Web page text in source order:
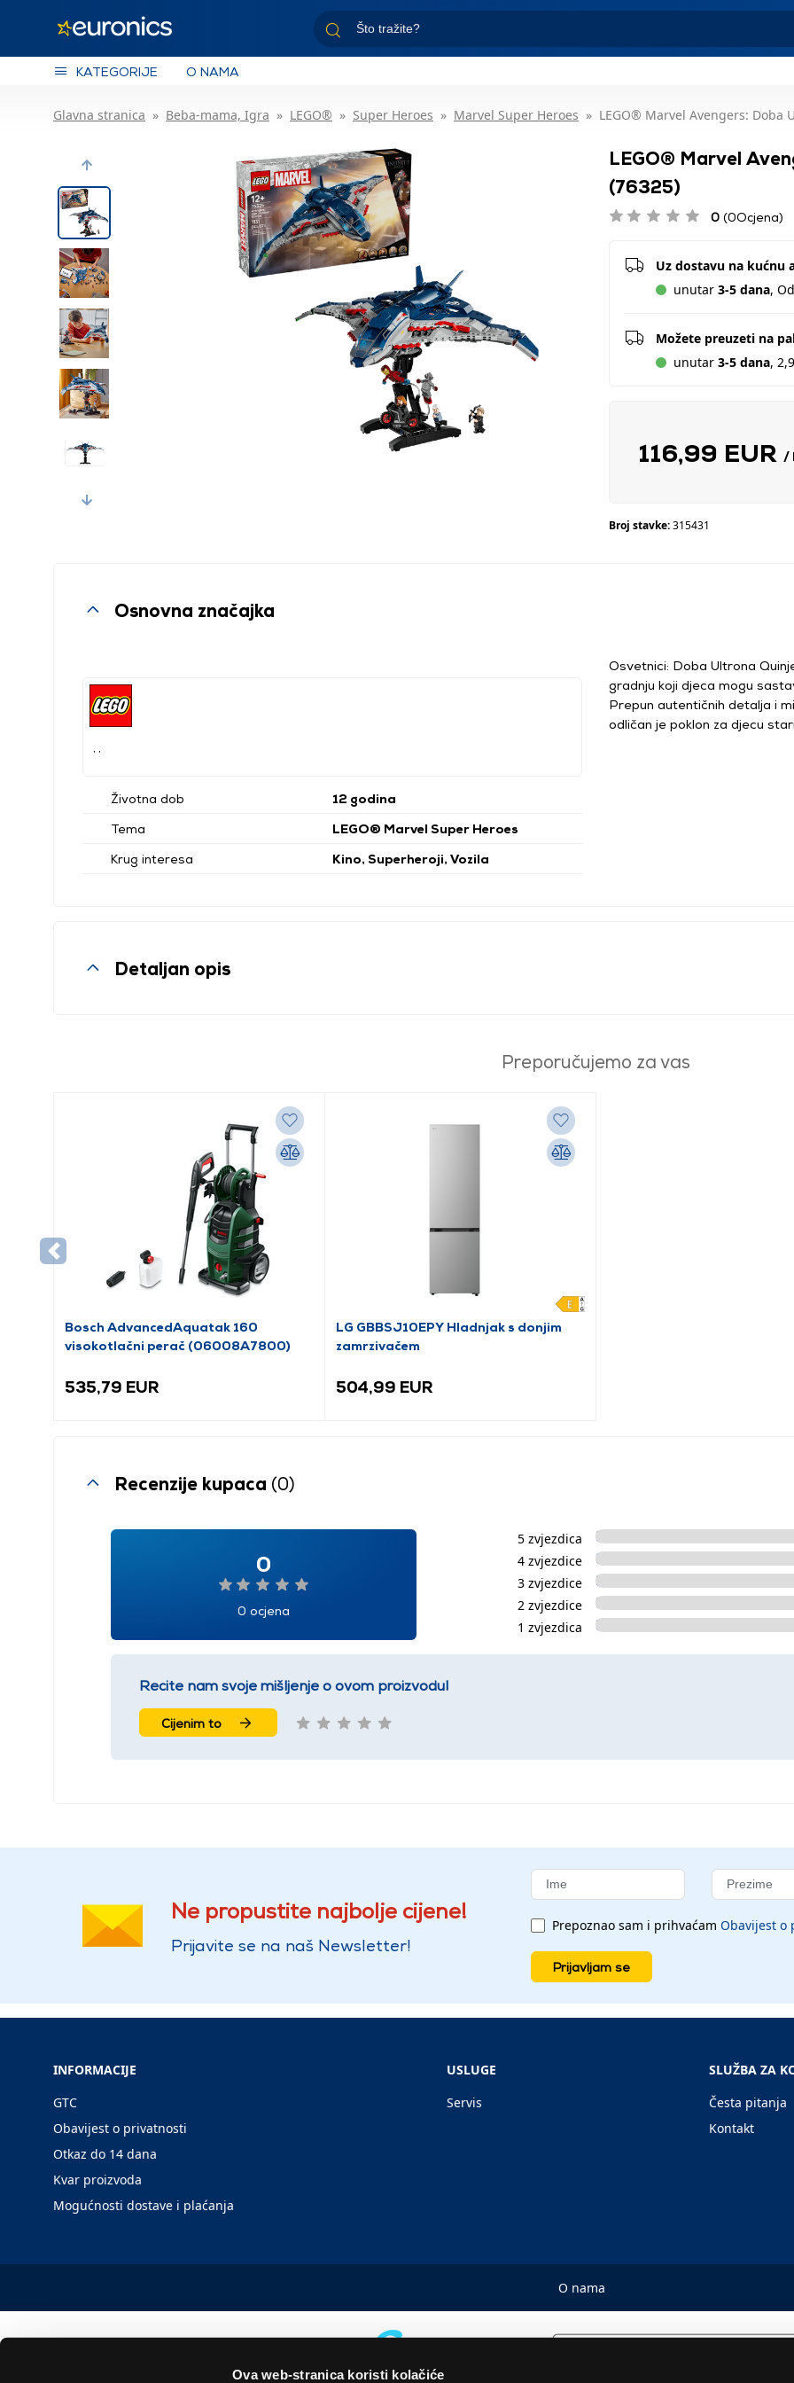
Ova web-stranica koristi kolačiće
KATEGORIJE O NAMA
Glavna stranica Beba-mama, Igra LEGO® Super Heroes Marvel Super Heroes LEGO® Marvel Avengers: Doba
Previous
Next
LEGO® Marvel
(76325)
0 (0Ocjena)
Uz dostavu na kućnu
unutar 3-5 dana,
Možete preuzeti na
unutar 3-5 dana,
116,99 EUR /
Broj stavke:315431
Osnovna značajka
Životna dob
12 godina
Tema
LEGO® Marvel Super Heroes
Krug interesa
Kino, Superheroji, Vozila
Osvetnici: Doba Ultrona
gradnju koji djeca mogu
Prepun autentičnih detalja i
odličan je poklon za djecu
Detaljan opis
Preporučujemo za vas
Bosch AdvancedAquatak 160
visokotlačni perač (06008A7800)
535,79 EUR
LG GBBSJ10EPY Hladnjak s donjim
zamrzivačem
504,99 EUR
Recenzije kupaca (0)
0
0 ocjena
5 zvjezdica
4 zvjezdice
3 zvjezdice
2 zvjezdice
1 zvjezdica
Recite nam svoje mišljenje o ovom proizvodu!
Cijenim to
Ne propustite najbolje cijene!
Prijavite se na naš Newsletter!
Prepoznao sam i prihvaćam Obavijest o
Prijavljam se
INFORMACIJE
GTC
Obavijest o privatnosti
Otkaz do 14 dana
Kvar proizvoda
Mogućnosti dostave i plaćanja
USLUGE
Servis
SLUŽBA ZA
Česta pitanja
Kontakt
O nama